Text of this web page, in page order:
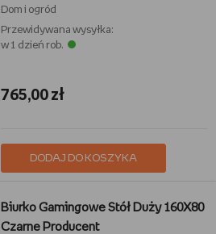
Dom i ogród
Przewidywana wysyłka:
w 1 dzień rob.
765,00 zł
DODAJ DO KOSZYKA
Biurko Gamingowe Stół Duży 160X80
Czarne Producent